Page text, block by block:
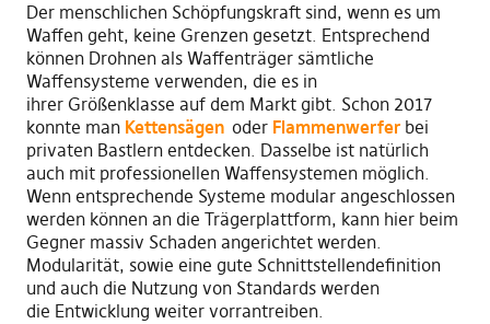
Der menschlichen Schöpfungskraft sind, wenn es um
Waffen geht, keine Grenzen gesetzt. Entsprechend
können Drohnen als Waffenträger sämtliche
Waffensysteme verwenden, die es in
ihrer Größenklasse auf dem Markt gibt. Schon 2017
konnte man Kettensägen oder Flammenwerfer bei
privaten Bastlern entdecken. Dasselbe ist natürlich
auch mit professionellen Waffensystemen möglich.
Wenn entsprechende Systeme modular angeschlossen
werden können an die Trägerplattform, kann hier beim
Gegner massiv Schaden angerichtet werden.
Modularität, sowie eine gute Schnittstellendefinition
und auch die Nutzung von Standards werden
die Entwicklung weiter vorrantreiben.